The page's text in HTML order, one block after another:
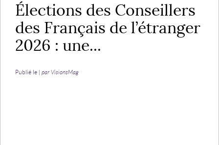
Élections des Conseillers
des Français de l’étranger
2026 : une...
Publié le | par VisionsMag